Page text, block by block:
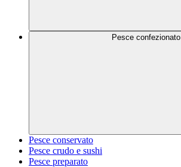
Pesce confezionato
Pesce conservato
Pesce crudo e sushi
Pesce preparato